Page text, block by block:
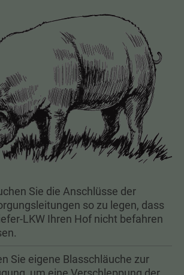
Sie die Anschlüsse der
so zu legen, dass
LKW Ihren Hof nicht befahren
Sie eigene Blasschläuche zur